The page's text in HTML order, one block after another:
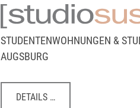
STUDENTENWOHNUNGEN &
AUGSBURG
DETAILS …